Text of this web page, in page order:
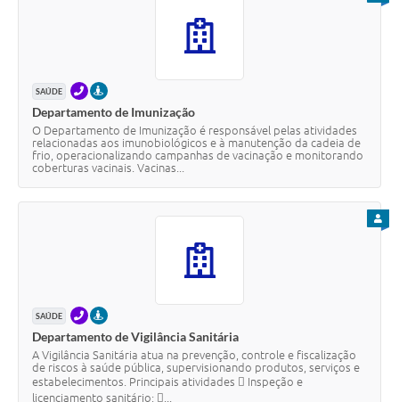
SAÚDE TELEFONEPRESENCIAL
Departamento de Imunização
O Departamento de Imunização é responsável pelas atividades
relacionadas aos imunobiológicos e à manutenção da cadeia de
frio, operacionalizando campanhas de vacinação e monitorando
coberturas vacinais. Vacinas...
SAÚDE TELEFONEPRESENCIAL
Departamento de Vigilância Sanitária
A Vigilância Sanitária atua na prevenção, controle e fiscalização
de riscos à saúde pública, supervisionando produtos, serviços e
estabelecimentos. Principais atividades  Inspeção e
licenciamento sanitário; ...